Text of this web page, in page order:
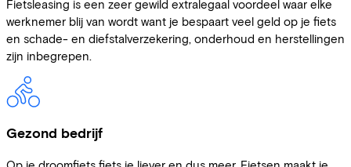
Fietsleasing is een zeer gewild extralegaal voordeel waar elke
werknemer blij van wordt want je bespaart veel geld op je fiets
en schade- en diefstalverzekering, onderhoud en herstellingen
zijn inbegrepen.
Gezond bedrijf